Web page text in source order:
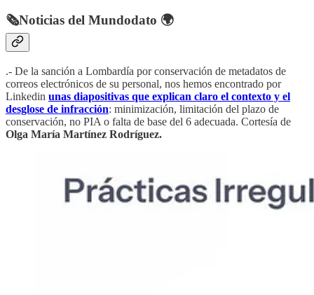
🗞️Noticias del Mundodato 🌍
.- De la sanción a Lombardía por conservación de metadatos de
correos electrónicos de su personal, nos hemos encontrado por
Linkedin unas diapositivas que explican claro el contexto y el
desglose de infracción: minimización, limitación del plazo de
conservación, no PIA o falta de base del 6 adecuada. Cortesía de
Olga María Martínez Rodríguez.